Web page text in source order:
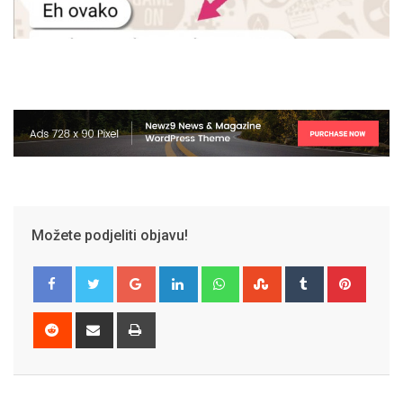
Možete podjeliti objavu!
Google+ LinkedIn WhatsappStumbleUpon
Tumblr
Reddit
Share